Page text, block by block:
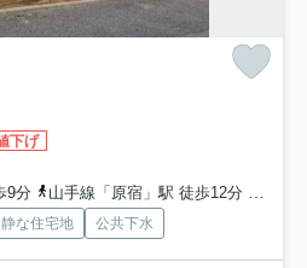
下げ
9分
山手線「原宿」駅 徒歩12分 銀座
な住宅地 公共下水